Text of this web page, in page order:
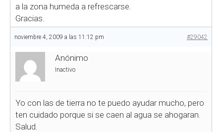
a la zona humeda a refrescarse.
Gracias.
noviembre 4, 2009 a las 11:12 pm #29042
Anónimo
Inactivo
Yo con las de tierra no te puedo ayudar mucho, pero
ten cuidado porque si se caen al agua se ahogaran.
Salud.